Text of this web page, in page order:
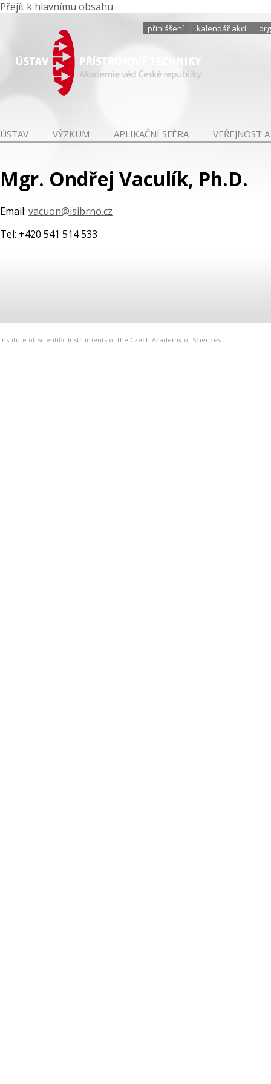
Přejít k hlavnímu obsahu
přihlášení kalendář akcí
ÚSTAV VÝZKUM APLIKAČNÍ SFÉRA VEŘEJNOST
Mgr. Ondřej Vaculík, Ph.D.
Email: vacuon@isibrno.cz
Tel: +420 541 514 533
Institute of Scientific Instruments of the Czech Academy of Sciences